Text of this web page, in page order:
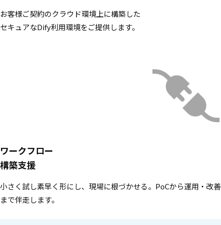
お客様ご契約のクラウド環境上に構築した
セキュアなDify利用環境をご提供します。
ワークフロー
構築支援
小さく試し素早く形にし、現場に根づかせる。PoCから運用・改善
まで伴走します。